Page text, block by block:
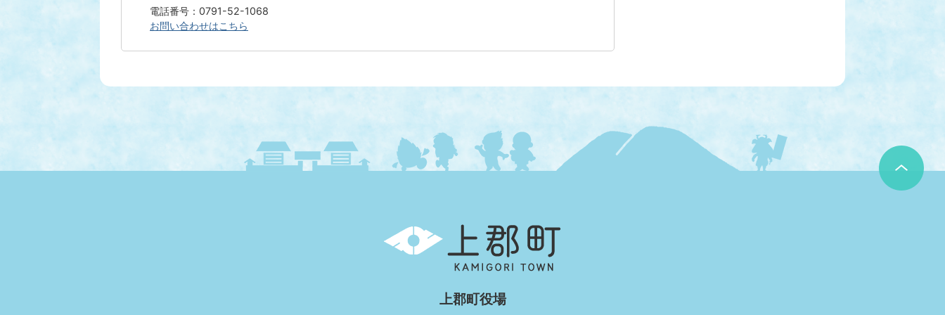
電話番号：0791-52-1068
お問い合わせはこちら
郡
上郡町役場